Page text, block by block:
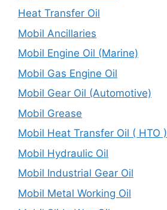
Heat Transfer Oil
Mobil Ancillaries
Mobil Engine Oil (Marine)
Mobil Gas Engine Oil
Mobil Gear Oil (Automotive)
Mobil Grease
Mobil Heat Transfer Oil ( HTO )
Mobil Hydraulic Oil
Mobil Industrial Gear Oil
Mobil Metal Working Oil